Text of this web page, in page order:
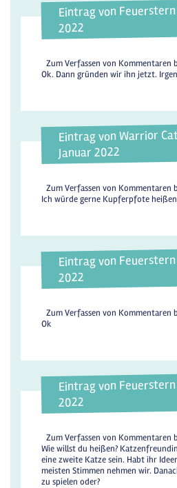
Eintrag von
2022
Zum Verfassen von Kommentaren
Ok. Dann gründen wir ihn jetzt.
Eintrag von Warrior
Januar 2022
Zum Verfassen von Kommentaren
Ich würde gerne Kupferpfote
Eintrag von
2022
Zum Verfassen von Kommentaren
Ok
Eintrag von
2022
Zum Verfassen von Kommentaren
Wie willst du heißen?
eine zweite Katze sein. Habt ihr
meisten Stimmen nehmen wir.
zu spielen oder?